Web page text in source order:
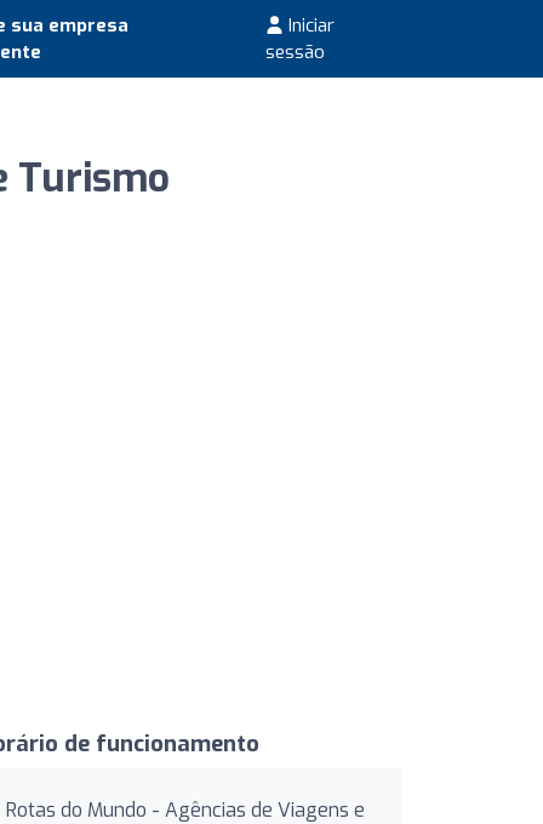
sua empresa
Iniciar
sessão
Turismo
de funcionamento
Rotas do Mundo - Agências de Viagens e